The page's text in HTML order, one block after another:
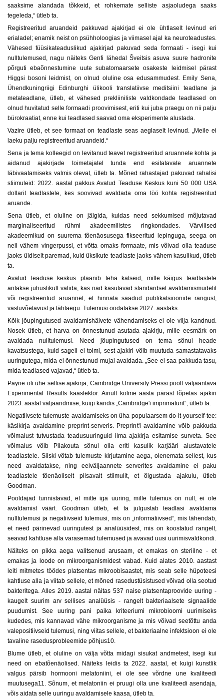
saaksime alandada tõkkeid, et rohkemate selliste asjaoludega saaks
tegeleda,“ ütleb ta.
Registreeritud aruandeid pakkuvad ajakirjad ei ole ühtlaselt levinud eri
erialadel; enamik neist on psühholoogias ja viimasel ajal ka neuroteadustes.
Vähesed füüsikateaduslikud ajakirjad pakuvad seda formaati - isegi kui
nulltulemused, nagu näiteks Genfi lähedal Šveitsis asuva suure hadronite
põrguti ebaõnnestumine uute subatomaarsete osakeste leidmisel pärast
Higgsi bosoni leidmist, on olnud oluline osa edusammudest. Emily Sena,
Ühendkuningriigi Edinburghi ülikooli translatiivse meditsiini teadlane ja
metateadlane, ütleb, et vähesed prekliiniliste valdkondade teadlased on
olnud huvitatud selle formaadi proovimisest, eriti kui juba praegu on nii palju
bürokraatiat, enne kui teadlased saavad oma eksperimente alustada.
Vazire ütleb, et see formaat on teadlaste seas aeglaselt levinud. „Meile ei
laeku palju registreeritud aruandeid.“
Sena ja tema kolleegid on levitanud teavet registreeritud aruannete kohta ja
aidanud ajakirjade toimetajatel tunda end esitatavate aruannete
läbivaatamiseks valmis olevat, ütleb ta. Mõned rahastajad pakuvad rahalisi
stiimuleid: 2022. aastal pakkus Avatud Teaduse Keskus kuni 50 000 USA
dollarit teadlastele, kes soovivad avaldada oma töö kohta registreeritud
aruande.
Sena ütleb, et oluline on jälgida, kuidas need sekkumised mõjutavad
marginaliseeritud rühmi akadeemilistes ringkondades. Värvilised
akadeemikud on suurema tõenäosusega fikseeritud lepinguga, seega on
neil vähem vingerpussi, et võtta omaks formaate, mis võivad olla teaduse
jaoks üldiselt paremad, kuid üksikute teadlaste jaoks vähem kasulikud, ütleb
ta.
Avatud teaduse keskus plaanib teha katseid, mille käigus teadlastele
antakse juhuslikult valida, kas nad kasutavad standardset avaldamismudelit
või registreeritud aruannet, et hinnata saadud publikatsioonide rangust,
vastuvõetavust ja tähtaegu. Tulemusi oodatakse 2027. aastaks.
Kõik jõupingutused avaldamishälvete vähendamiseks ei ole vilja kandnud.
Nosek ütleb, et harva on õnnestunud asutada ajakirju, mille eesmärk on
avaldada nulltulemusi. Need jõupingutused on tema sõnul heade
kavatsustega, kuid sageli ei toimi, sest ajakiri võib muutuda samastatavaks
uuringutega, mida ei õnnestunud mujal avaldada. „See ei saa pakkuda tasu,
mida teadlased vajavad,“ ütleb ta.
Payne oli ühe sellise ajakirja, Cambridge University Pressi poolt väljaantava
Experimental Results kaaslektor. Ainult kolme aasta pärast lõpetas ajakiri
2023. aastal väljaandmise, kuigi kandis „Cambridge'i imprimaturit“, ütleb ta.
Negatiivsete tulemuste avaldamiseks on üha populaarsem do-it-yourself-tee:
käsikirja avaldamine preprint-serveris. Preprint'i avaldamine võib pakkuda
võimalust tutvustada teadusuuringuid ilma ajakirja esitamise surveta. See
võimalus võib Pilakouta sõnul olla eriti kasulik karjääri alustavatele
teadlastele. Siiski võtab tulemuste kirjutamine aega, olenemata sellest, kus
need avaldatakse, ning eelväljaannete serverites avaldamine ei paku
teadlastele tõenäoliselt piisavalt stiimulit, et õigustada ajakulu, ütleb
Goodman.
Pooldajad tunnistavad, et mitte iga uuring, mille tulemus on null, ei ole
avaldamist väärt. Goodman ütleb, et ta julgustab teadlasi avaldama
nulltulemusi ja negatiivseid tulemusi, mis on „informatiivsed“, mis tähendab,
et need pärinevad uuringutest ja analüüsidest, mis on koostatud rangelt,
seavad kahtluse alla varasemad tulemused ja avavad uusi uurimisvaldkondi.
Näiteks on pikka aega valitsenud arusaam, et emakas on steriilne - et
emakas ja loode on mikroorganismidest vabad. Kuid alates 2010. aastast
leiti mitmetes töödes platsentas mikroobisaastet, mis seab selle hüpoteesi
kahtluse alla ja viitab sellele, et mõned rasedustüsistused võivad olla seotud
bakteritega. Alles 2019. aastal näitas 537 naise platsentaproovide uuring -
kaugelt suurim arv sellises analüüsis - rangelt bakteriaalsete signaalide
puudumist. See uuring pani paika kriteeriumi mikrobioomi uurimiseks
kudedes, mis kannavad vähe mikroorganisme ja mis võivad seetõttu anda
valepositiivseid tulemusi, ning viitas sellele, et bakteriaalne infektsioon ei ole
tavaline rasedusprobleemide põhjus10.
Blume ütleb, et oluline on välja võtta midagi sisukat andmetest, isegi kui
need on ebatõenäolised. Näiteks leidis ta 2022. aastal, et kuigi kunstlik
valgus pärsib hormooni melatoniini, ei ole see võrdne une kvaliteedi
muutusega11. Sõnum, et melatoniin ei pruugi olla une kvaliteedi asendaja,
võis aidata selle uuringu avaldamisele kaasa, ütleb ta.